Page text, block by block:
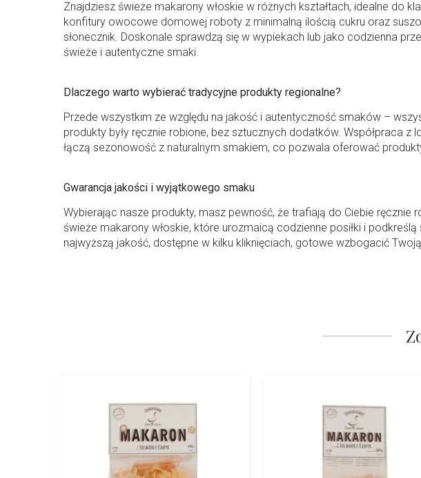
Znajdziesz świeże makarony włoskie w różnych kształtach, idealne do
konfitury owocowe domowej roboty z minimalną ilością cukru oraz
słonecznik. Doskonale sprawdzą się w wypiekach lub jako codzienna
świeże i autentyczne smaki.
Dlaczego warto wybierać tradycyjne produkty regionalne?
Przede wszystkim ze względu na jakość i autentyczność smaków –
produkty były ręcznie robione, bez sztucznych dodatków. Współpraca
łączą sezonowość z naturalnym smakiem, co pozwala oferować
Gwarancja jakości i wyjątkowego smaku
Wybierając nasze produkty, masz pewność, że trafiają do Ciebie
świeże makarony włoskie, które urozmaicą codzienne posiłki i
najwyższą jakość, dostępne w kilku kliknięciach, gotowe wzbogacić